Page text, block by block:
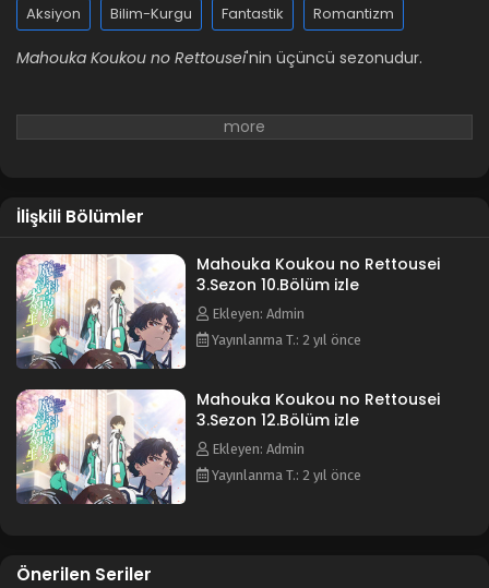
Mahouka Koukou no Rettousei 3.Sezon 4.Bölüm
izle
Blm 4 - Nisan 26, 2024
izle
Blm 2 - Nisan 12, 2024
Mahouka Koukou no Rettousei 3.Sezon 1.Bölüm
izle
Blm 1 - Mahouka Koukou no Rettousei 3.Sezon 1.Bölüm izle
Aksiyon Bilim-Kurgu Fantastik Romantizm
Mahouka Koukou no Rettousei'nin üçüncü sezonudur.
İlişkili Bölümler
Mahouka Koukou no Rettousei
3.Sezon 10.Bölüm izle
Ekleyen: Admin
Yayınlanma T.: 2 yıl önce
Mahouka Koukou no Rettousei
3.Sezon 12.Bölüm izle
Ekleyen: Admin
Yayınlanma T.: 2 yıl önce
Önerilen Seriler